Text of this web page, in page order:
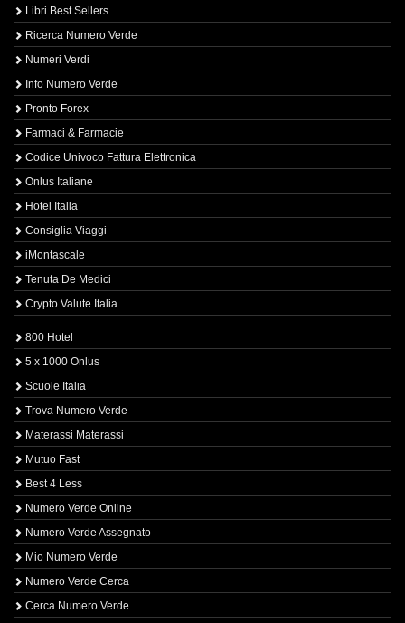
Libri Best Sellers
Ricerca Numero Verde
Numeri Verdi
Info Numero Verde
Pronto Forex
Farmaci & Farmacie
Codice Univoco Fattura Elettronica
Onlus Italiane
Hotel Italia
Consiglia Viaggi
iMontascale
Tenuta De Medici
Crypto Valute Italia
800 Hotel
5 x 1000 Onlus
Scuole Italia
Trova Numero Verde
Materassi Materassi
Mutuo Fast
Best 4 Less
Numero Verde Online
Numero Verde Assegnato
Mio Numero Verde
Numero Verde Cerca
Cerca Numero Verde